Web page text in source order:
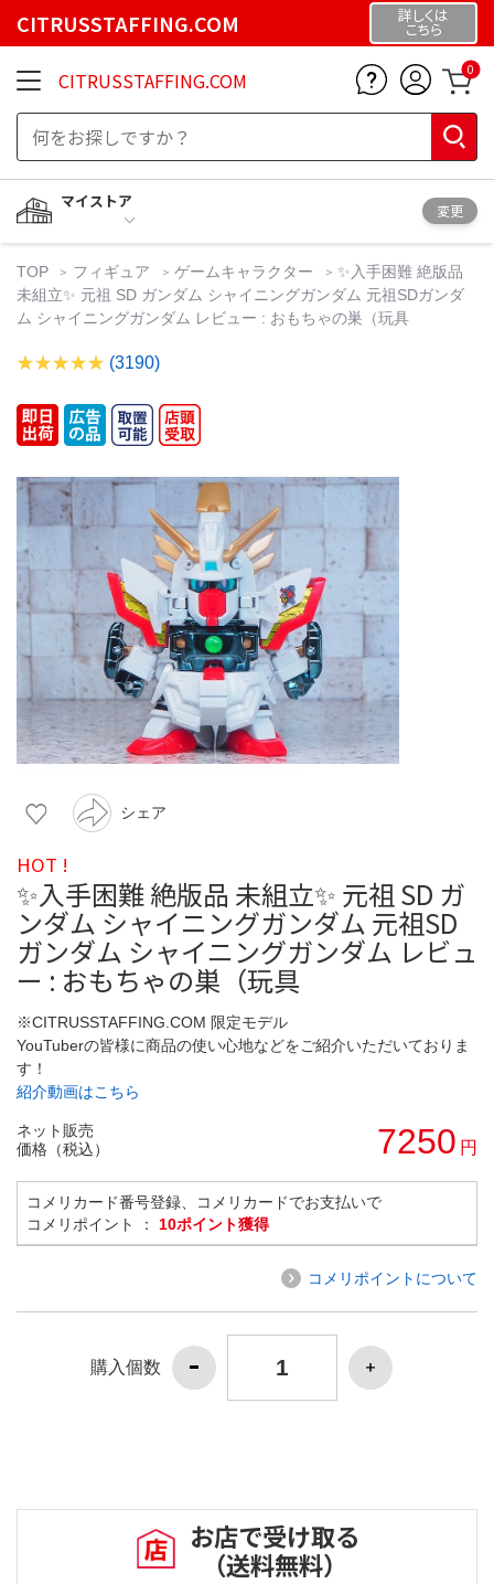
CITRUSSTAFFING.COM 詳しくは
こちら
CITRUSSTAFFING.COM 0
マイストア
変更
TOP フィギュア ゲームキャラクター
✨入手困難 絶版品
未組立✨ 元祖 SD ガンダム シャイニングガンダム 元祖SDガンダ
ム シャイニングガンダム レビュー : おもちゃの巣（玩具
(3190)
シェア
HOT !
✨入手困難 絶版品 未組立✨ 元祖 SD ガ
ンダム シャイニングガンダム 元祖SD
ガンダム シャイニングガンダム レビュ
ー : おもちゃの巣（玩具
※CITRUSSTAFFING.COM 限定モデル
YouTuberの皆様に商品の使い心地などをご紹介いただいておりま
す！
紹介動画はこちら
ネット販売
価格（税込）
7250 円
コメリカード番号登録、コメリカードでお支払いで
コメリポイント ： 10ポイント獲得
コメリポイントについて
購入個数
お店で受け取る
（送料無料）